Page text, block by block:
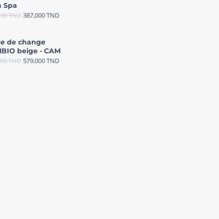
Spa
TND 387,000TND
de change
beige - CAM
TND 579,000TND